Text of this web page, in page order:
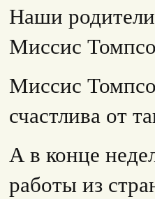
Наши
Миссис
Миссис
счастлива от
А в конце
работы из